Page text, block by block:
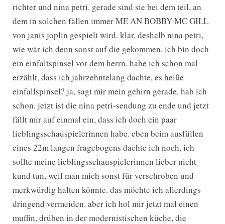
richter und nina petri. gerade sind sie bei dem teil, an
dem in solchen fällen immer ME AN BOBBY MC GILL
von janis joplin gespielt wird. klar, deshalb nina petri,
wie wär ich denn sonst auf die gekommen. ich bin doch
ein einfaltspinsel vor dem herrn. habe ich schon mal
erzählt, dass ich jahrzehntelang dachte, es heiße
einfallspinsel? ja, sagt mir mein gehirn gerade, hab ich
schon. jetzt ist die nina petri-sendung zu ende und jetzt
fällt mir auf einmal ein, dass ich doch ein paar
lieblingsschauspielerinnen habe. eben beim ausfüllen
eines 22m langen fragebogens dachte ich noch, ich
sollte meine lieblingsschauspielerinnen lieber nicht
kund tun, weil man mich sonst für verschroben und
merkwürdig halten könnte. das möchte ich allerdings
dringend vermeiden. aber ich hol mir jetzt mal einen
muffin, drüben in der modernistischen küche, die